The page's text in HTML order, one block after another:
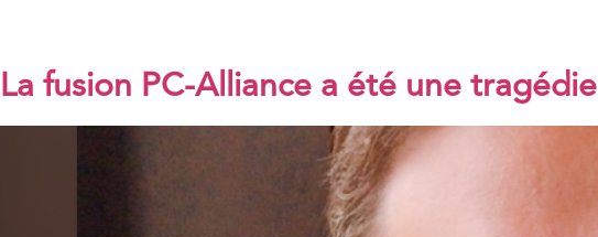
La fusion PC-Alliance a été une tragédie